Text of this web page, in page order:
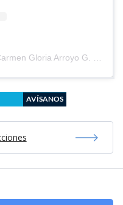
Una publicación compartida por Carmen Gloria Arroyo G. (@cg_arroyo)
AVÍSANOS